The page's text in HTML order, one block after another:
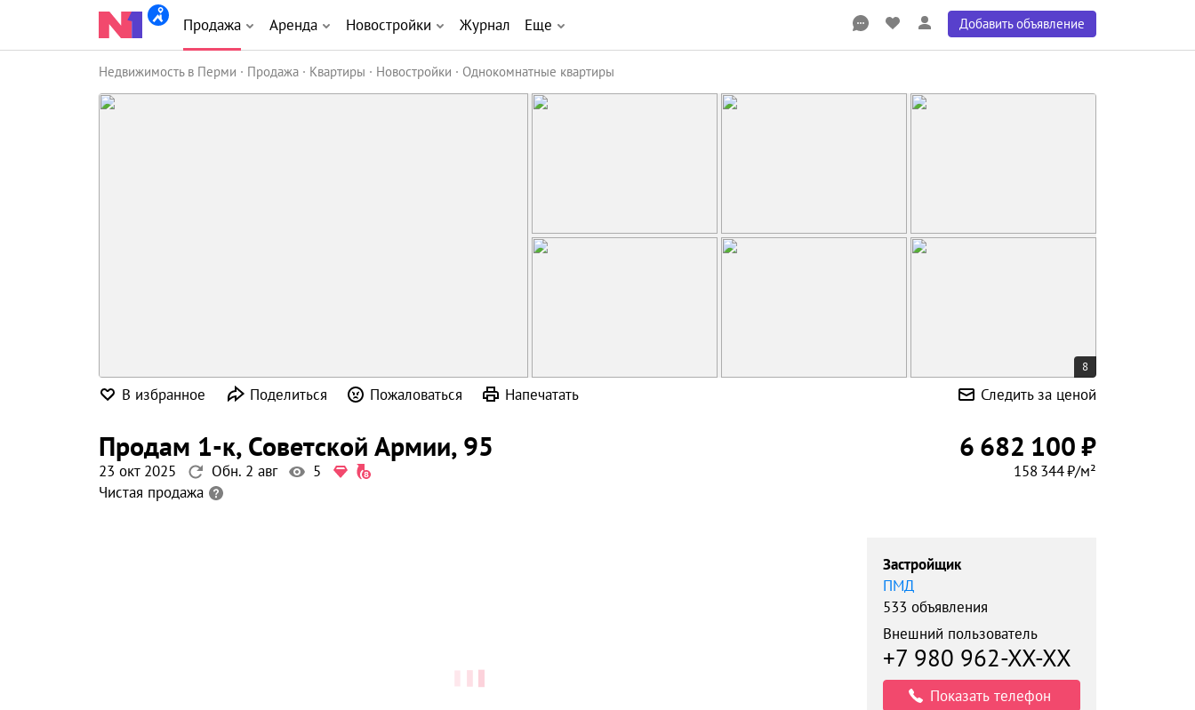
Продажа Аренда Новостройки Журнал Еще Добавить объявление
Недвижимость в Перми Продажа Квартиры Новостройки Однокомнатные квартиры
8
В избранное Поделиться Пожаловаться Напечатать Следить за ценой
продам 1-к, Советской Армии, 95 6 682 100 ₽
23 окт 2025 Обн. 2 авг 5
158 344 ₽/м²
Чистая продажа
Застройщик
ПМД
533 объявления
Внешний пользователь
+7 980 962-XX-XX
Показать телефон